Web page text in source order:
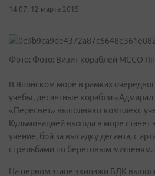
14:07, 12 марта 2015
Фото: Фото: Визит кораблей МССО
В Японском море в рамках
учебы, десантные корабли
«Пересвет» выполняют комплекс
Кульминацией выхода в море станет
учение, бой за высадку десанта, с
стрельбами по береговым мишеням.
На первом этапе экипажи БДК